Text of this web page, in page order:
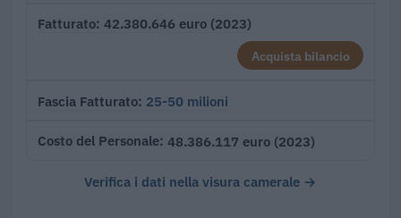
Fatturato 42.380.646 euro (2023)
Acquista bilancio
Fascia Fatturato 25-50 milioni
Costo del Personale 48.386.117 euro (2023)
Verifica i dati nella visura camerale →